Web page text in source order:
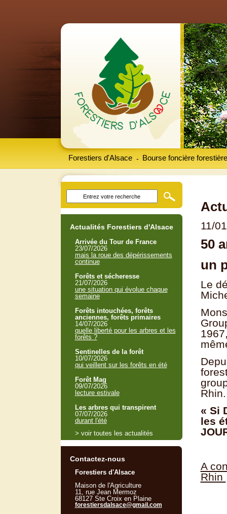
Forestiers d'Alsace Bourse foncière forestière
-
11/
50
un
Le
Rhin.
« Si
les
A
Rhin
Actualités Forestiers d'Alsace
Arrivée du Tour de France
23/07/2026
mais la roue des dépérissements
continue
Forêts et sécheresse
21/07/2026
une situation qui évolue chaque
semaine
Forêts intouchées, forêts
anciennes, forêts primaires
14/07/2026
quelle liberté pour les arbres et les
forêts ?
Sentinelles de la forêt
10/07/2026
qui veillent sur les forêts en été
Forêt Mag
09/07/2026
lecture estivale
Les arbres qui transpirent
07/07/2026
durant l'été
> voir toutes les actualités
Contactez-nous
Forestiers d'Alsace
Maison de l'Agriculture
11, rue Jean Mermoz
68127 Ste Croix en Plaine
forestiersdalsace@gmail.com